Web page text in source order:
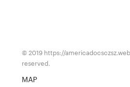
© 2019 https://
reserved.
MAP